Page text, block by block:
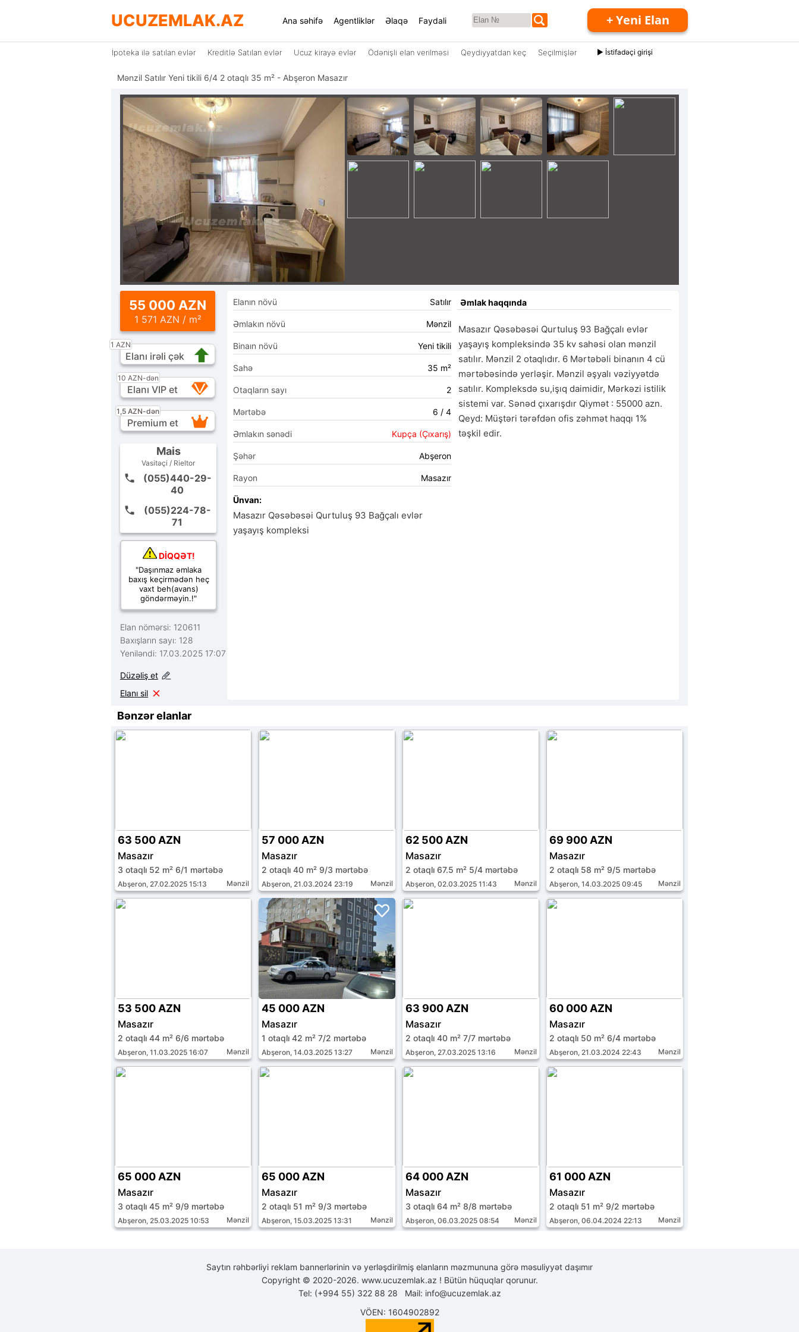
UCUZEMLAK.AZ Ana səhifə Agentliklər Əlaqə Faydali + Yeni Elan
İpoteka ilə satılan evlər Kreditlə Satılan evlər Ucuz kirayə evlər Ödənişli elan verilməsi Qeydiyyatdan keç Seçilmişlər ► İstifadəçi girişi
Mənzil Satılır Yeni tikili 6/4 2 otaqlı 35 m² - Abşeron Masazır
55 000 AZN
1 571 AZN / m²
1 AZN
Elanı irəli çək
10 AZN-dən
Elanı VIP et
1,5 AZN-dən
Premium et
Mais
Vasitəçi / Rieltor
(055)440-29-
40
(055)224-78-
71
DİQQƏT!
"Daşınmaz əmlaka
baxış keçirmədən heç
vaxt beh(avans)
göndərməyin.!"
Elan nömərsi: 120611
Baxışların sayı: 128
Yeniləndi: 17.03.2025 17:07
Düzəliş et
Elanı sil
Elanın növü Satılır
Əmlakın növü Mənzil
Binaın növü Yeni tikili
Sahə 35 m²
Otaqların sayı 2
Mərtəbə 6 / 4
Əmlakın sənədi Kupça (Çıxarış)
Şəhər Abşeron
Rayon Masazır
Ünvan:
Masazır Qəsəbəsəi Qurtuluş 93 Bağçalı evlər
yaşayış kompleksi
Əmlak haqqında
Masazır Qəsəbəsəi Qurtuluş 93 Bağçalı evlər
yaşayış kompleksində 35 kv sahəsi olan mənzil
satılır. Mənzil 2 otaqlıdır. 6 Mərtəbəli binanın 4 cü
mərtəbəsində yerləşir. Mənzil əşyalı vəziyyətdə
satılır. Kompleksdə su,işıq daimidir, Mərkəzi istilik
sistemi var. Sənəd çıxarışdır Qiymət : 55000 azn.
Qeyd: Müştəri tərəfdən ofis zəhmət haqqı 1%
təşkil edir.
Bənzər elanlar
63 500 AZN
Masazır
3 otaqlı 52 m² 6/1 mərtəbə
Abşeron, 27.02.2025 15:13 Mənzil
57 000 AZN
Masazır
2 otaqlı 40 m² 9/3 mərtəbə
Abşeron, 21.03.2024 23:19 Mənzil
62 500 AZN
Masazır
2 otaqlı 67.5 m² 5/4 mərtəbə
Abşeron, 02.03.2025 11:43 Mənzil
69 900 AZN
Masazır
2 otaqlı 58 m² 9/5 mərtəbə
Abşeron, 14.03.2025 09:45 Mənzil
53 500 AZN
Masazır
2 otaqlı 44 m² 6/6 mərtəbə
Abşeron, 11.03.2025 16:07 Mənzil
45 000 AZN
Masazır
1 otaqlı 42 m² 7/2 mərtəbə
Abşeron, 14.03.2025 13:27 Mənzil
63 900 AZN
Masazır
2 otaqlı 40 m² 7/7 mərtəbə
Abşeron, 27.03.2025 13:16 Mənzil
60 000 AZN
Masazır
2 otaqlı 50 m² 6/4 mərtəbə
Abşeron, 21.03.2024 22:43 Mənzil
65 000 AZN
Masazır
3 otaqlı 45 m² 9/9 mərtəbə
Abşeron, 25.03.2025 10:53 Mənzil
65 000 AZN
Masazır
2 otaqlı 51 m² 9/3 mərtəbə
Abşeron, 15.03.2025 13:31 Mənzil
64 000 AZN
Masazır
3 otaqlı 64 m² 8/8 mərtəbə
Abşeron, 06.03.2025 08:54 Mənzil
61 000 AZN
Masazır
2 otaqlı 51 m² 9/2 mərtəbə
Abşeron, 06.04.2024 22:13 Mənzil
Saytın rəhbərliyi reklam bannerlərinin və yerləşdirilmiş elanların məzmununa görə məsuliyyət daşımır
Copyright © 2020-2026. www.ucuzemlak.az ! Bütün hüquqlar qorunur.
Tel: (+994 55) 322 88 28 Mail: info@ucuzemlak.az
VÖEN: 1604902892